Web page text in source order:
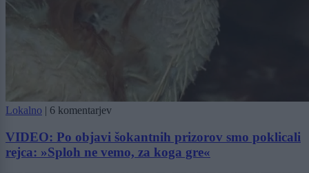
Lokalno | 6 komentarjev
VIDEO: Po objavi šokantnih prizorov smo poklicali
rejca: »Sploh ne vemo, za koga gre«